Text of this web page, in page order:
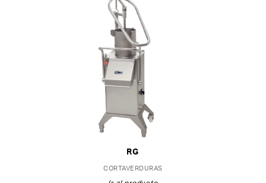
RG
CORTAVERDURAS